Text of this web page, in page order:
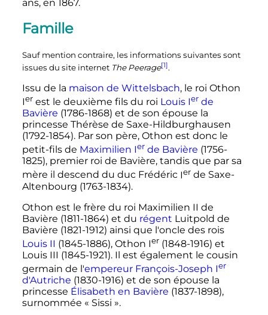
ans, en 1867.
Famille
Sauf mention contraire, les informations suivantes sont
issues du site internet The Peerage[1].
Issu de la maison de Wittelsbach, le roi Othon
Ier est le deuxième fils du roi Louis Ier de
Bavière (1786-1868) et de son épouse la
princesse Thérèse de Saxe-Hildburghausen
(1792-1854). Par son père, Othon est donc le
petit-fils de Maximilien Ier de Bavière (1756-
1825), premier roi de Bavière, tandis que par sa
mère il descend du duc Frédéric Ierde Saxe-
Altenbourg (1763-1834).
Othon est le frère du roi Maximilien II de
Bavière (1811-1864) et du régent Luitpold de
Bavière (1821-1912) ainsi que l'oncle des rois
Louis II (1845-1886), Othon Ier(1848-1916) et
Louis III (1845-1921). Il est également le cousin
germain de l'empereur François-Joseph Ier
d'Autriche (1830-1916) et de son épouse la
princesse Élisabeth en Bavière (1837-1898),
surnommée « Sissi ».